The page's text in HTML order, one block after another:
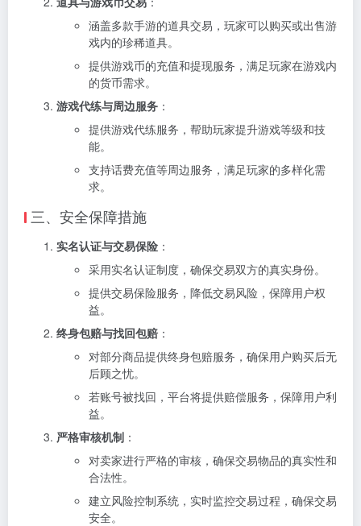
涵盖多款手游的道具交易，玩家可以购买或出售游
戏内的珍稀道具。
提供游戏币的充值和提现服务，满足玩家在游戏内
的货币需求。
游戏代练与周边服务 ：
提供游戏代练服务，帮助玩家提升游戏等级和技
能。
支持话费充值等周边服务，满足玩家的多样化需
求。
三、安全保障措施
实名认证与交易保险 ：
采用实名认证制度，确保交易双方的真实身份。
提供交易保险服务，降低交易风险，保障用户权
益。
终身包赔与找回包赔 ：
对部分商品提供终身包赔服务，确保用户购买后无
后顾之忧。
若账号被找回，平台将提供赔偿服务，保障用户利
益。
严格审核机制 ：
对卖家进行严格的审核，确保交易物品的真实性和
合法性。
建立风险控制系统，实时监控交易过程，确保交易
安全。